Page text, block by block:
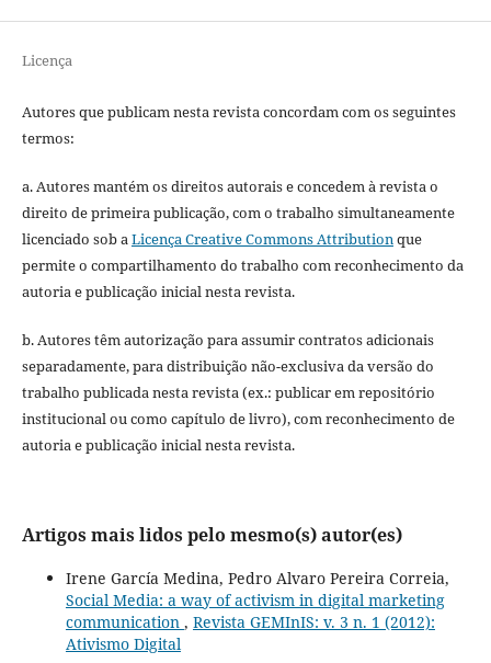
Licença
Autores que publicam nesta revista concordam com os seguintes
termos:
a. Autores mantém os direitos autorais e concedem à revista o
direito de primeira publicação, com o trabalho simultaneamente
licenciado sob aLicença Creative Commons Attributionque
permite o compartilhamento do trabalho com reconhecimento da
autoria e publicação inicial nesta revista.
b. Autores têm autorização para assumir contratos adicionais
separadamente, para distribuição não-exclusiva da versão do
trabalho publicada nesta revista (ex.: publicar em repositório
institucional ou como capítulo de livro), com reconhecimento de
autoria e publicação inicial nesta revista.
Artigos mais lidos pelo mesmo(s) autor(es)
Irene García Medina, Pedro Alvaro Pereira Correia,
Social Media: a way of activism in digital marketing
communication , Revista GEMInIS: v. 3 n. 1 (2012):
Ativismo Digital